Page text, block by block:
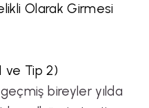
Olarak Girmesi
ve Tip 2)
bireyler yılda